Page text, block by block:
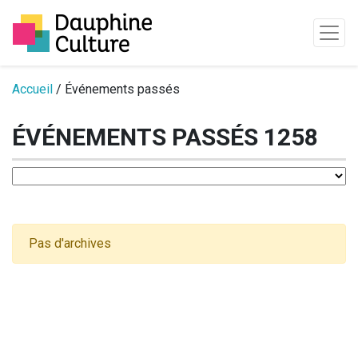
Passer au contenu
Accueil / Événements passés
ÉVÉNEMENTS PASSÉS 1258
Pas d'archives